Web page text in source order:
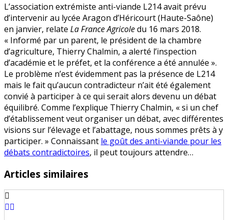
empêchée
de
faire
sa
propagande
au
lycée
Aragon
L’association extrémiste anti-viande L214 avait prévu
d’intervenir au lycée Aragon d’Héricourt (Haute-Saône)
en janvier, relate La France Agricoledu 16 mars 2018.
« Informé par un parent, le président de la chambre
d’agriculture, Thierry Chalmin, a alerté l’inspection
d’académie et le préfet, et la conférence a été annulée ».
Le problème n’est évidemment pas la présence de L214
mais le fait qu’aucun contradicteur n’ait été également
convié à participer à ce qui serait alors devenu un débat
équilibré. Comme l’explique Thierry Chalmin, « si un chef
d’établissement veut organiser un débat, avec différentes
visions sur l’élevage et l’abattage, nous sommes prêts à y
participer. » Connaissant le goût des anti-viande pour les
débats contradictoires, il peut toujours attendre…
Articles similaires